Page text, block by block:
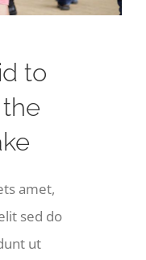
to
amet,
sed do
ut